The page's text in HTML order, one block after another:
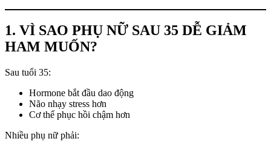
1. VÌ SAO PHỤ NỮ SAU 35 DỄ GIẢM
HAM MUỐN?
Sau tuổi 35:
Hormone bắt đầu dao động
Não nhạy stress hơn
Cơ thể phục hồi chậm hơn
Nhiều phụ nữ phải: